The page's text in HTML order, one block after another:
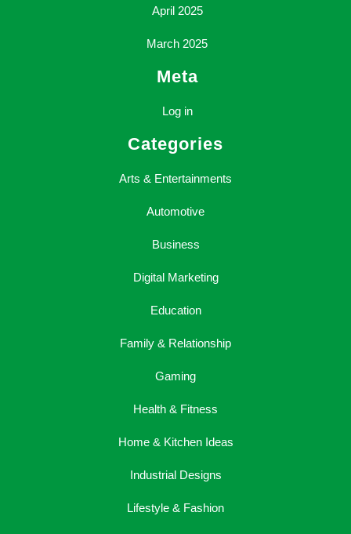
April 2025
March 2025
Meta
Log in
Categories
Arts & Entertainments
Automotive
Business
Digital Marketing
Education
Family & Relationship
Gaming
Health & Fitness
Home & Kitchen Ideas
Industrial Designs
Lifestyle & Fashion